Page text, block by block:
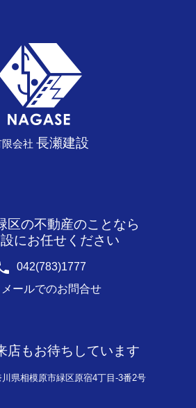
限会社 長瀬建設
区の不動産のことなら
にお任せください
042(783)1777
メールでのお問合せ
店もお待ちしています
県相模原市緑区原宿4丁目-3番2号